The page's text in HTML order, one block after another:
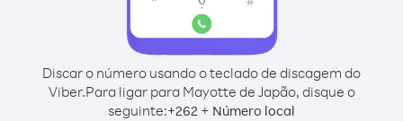
Discar o número usando o teclado de discagem do
Viber.Para ligar para Mayotte de Japão, disque o
seguinte:+262 + Número local